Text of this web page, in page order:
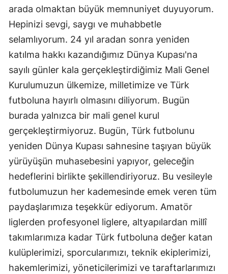
İzmir
Kars
Kastamonu
Kayseri
Kırşehir
Kocaeli
Konya
Kütahya
Malatya
Manisa
Kahramanmaraş
Mardin
arada olmaktan büyük memnuniyet duyuyorum.
Hepinizi sevgi, saygı ve muhabbetle
selamlıyorum. 24 yıl aradan sonra yeniden
katılma hakkı kazandığımız Dünya Kupası'na
sayılı günler kala gerçekleştirdiğimiz Mali Genel
Kurulumuzun ülkemize, milletimize ve Türk
futboluna hayırlı olmasını diliyorum. Bugün
burada yalnızca bir mali genel kurul
gerçekleştirmiyoruz. Bugün, Türk futbolunu
yeniden Dünya Kupası sahnesine taşıyan büyük
yürüyüşün muhasebesini yapıyor, geleceğin
hedeflerini birlikte şekillendiriyoruz. Bu vesileyle
futbolumuzun her kademesinde emek veren tüm
paydaşlarımıza teşekkür ediyorum. Amatör
liglerden profesyonel liglere, altyapılardan millî
takımlarımıza kadar Türk futboluna değer katan
kulüplerimizi, sporcularımızı, teknik ekiplerimizi,
hakemlerimizi, yöneticilerimizi ve taraftarlarımızı